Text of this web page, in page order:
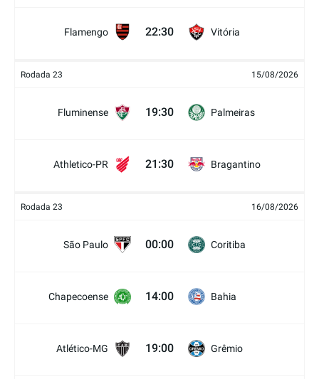
Flamengo 22:30 Vitória
Rodada 23 15/08/2026
Fluminense 19:30 Palmeiras
Athletico-PR 21:30 Bragantino
Rodada 23 16/08/2026
São Paulo 00:00 Coritiba
Chapecoense 14:00 Bahia
Atlético-MG 19:00 Grêmio